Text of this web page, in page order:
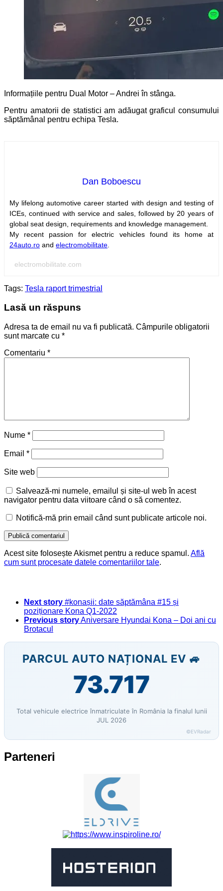
Informațiile pentru Dual Motor – Andrei în stânga.
Pentru amatorii de statistici am adăugat graficul consumului
săptămânal pentru echipa Tesla.
Dan Boboescu
My lifelong automotive career started with design and testing of
ICEs, continued with service and sales, followed by 20 years of
global seat design, requirements and knowledge management.
My recent passion for electric vehicles found its home at
24auto.ro and electromobilitate
electromobilitate.com
Tags: Tesla raport trimestrial
Lasă un răspuns
Adresa ta de email nu va fi publicată. Câmpurile obligatorii
sunt marcate cu *
Comentariu *
Nume *
Email *
Site web
Salvează-mi numele, emailul și site-ul web în acest
navigator pentru data viitoare când o să comentez.
Notifică-mă prin email când sunt publicate articole noi.
Acest site folosește Akismet pentru a reduce spamul. Află
cum sunt procesate datele comentariilor tale.
Next story #konașii: date săptămâna #15 și
poziționare Kona Q1-2022
Previous storyAniversare Hyundai Kona – Doi ani cu
Brotacul
PARCUL AUTO NAȚIONAL EV 🚙
73.717
Total vehicule electrice înmatriculate în România la finalul lunii
JUL 2026
©EVRadar
Parteneri